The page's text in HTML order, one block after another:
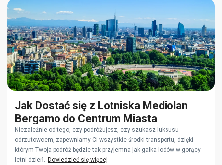
Jak Dostać się z Lotniska Mediolan
Bergamo do Centrum Miasta
Niezależnie od tego, czy podróżujesz, czy szukasz luksusu
odrzutowcem, zapewniamy Ci wszystkie środki transportu, dzięki
którym Twoja podróż będzie tak przyjemna jak gałka lodów w gorący
letni dzień. Dowiedzieć się więcej